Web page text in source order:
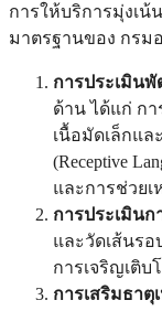
การให้บริการมุ่งเน้
มาตรฐานของ กรม
การประเมิน
ด้าน ได้แก่ กา
เนื้อมัดเล็กแล
(Receptive
และการช่วยเ
การประเมินก
และวัดเส้นร
การเจริญเติบ
การเสริมธาตุ